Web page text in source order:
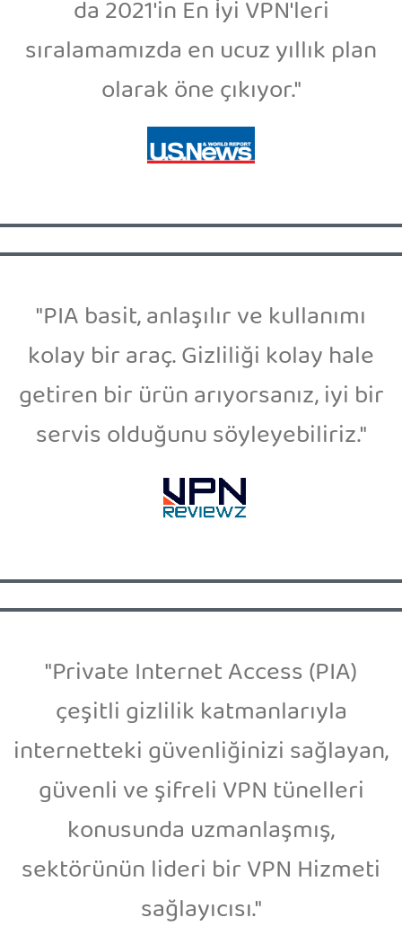
da 2021'in En İyi VPN'leri
sıralamamızda en ucuz yıllık plan
olarak öne çıkıyor."
"PIA basit, anlaşılır ve kullanımı
kolay bir araç. Gizliliği kolay hale
getiren bir ürün arıyorsanız, iyi bir
servis olduğunu söyleyebiliriz."
"Private Internet Access (PIA)
çeşitli gizlilik katmanlarıyla
internetteki güvenliğinizi sağlayan,
güvenli ve şifreli VPN tünelleri
konusunda uzmanlaşmış,
sektörünün lideri bir VPN Hizmeti
sağlayıcısı."